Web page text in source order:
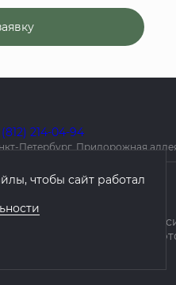
(812) 214-04-94
Петербург, Придорожная
проектов
на данном сайте,
является публичной
чтобы сайт работал